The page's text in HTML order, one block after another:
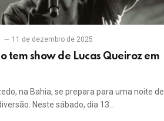
11 de dezembro de 2025
tem show de Lucas Queiroz em
na Bahia, se prepara para uma noite de
Neste sábado, dia 13…